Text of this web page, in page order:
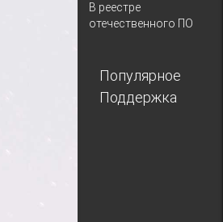
В реестре
отечественного ПО
Популярное
Поддержка